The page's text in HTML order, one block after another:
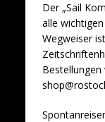
Der „Sail
alle
Wegweiser